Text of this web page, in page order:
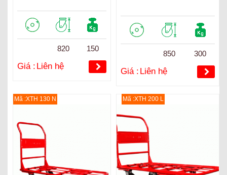
820 150
Giá : Liên hệ
850 300
Giá : Liên hệ
Mã :XTH 130 N Mã :XTH 200 L